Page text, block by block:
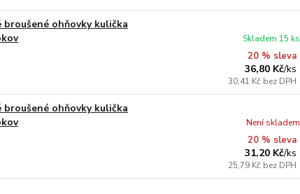
broušené ohňovky kulička
20 % sleva
36,80 Kč/ks
30,41 Kč bez DPH
Skladem 15 ks
broušené ohňovky kulička
20 % sleva
31,20 Kč/ks
25,79 Kč bez DPH
Není skladem